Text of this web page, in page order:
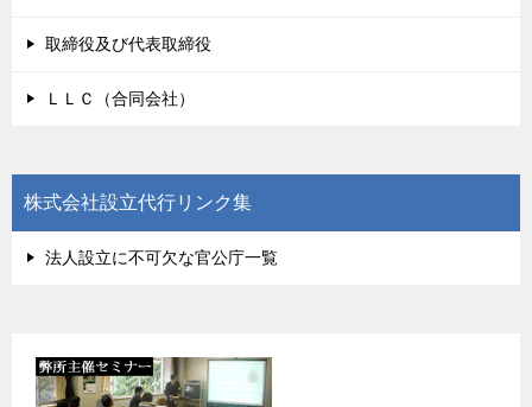
取締役及び代表取締役
ＬＬＣ（合同会社）
株式会社設立代行リンク集
法人設立に不可欠な官公庁一覧